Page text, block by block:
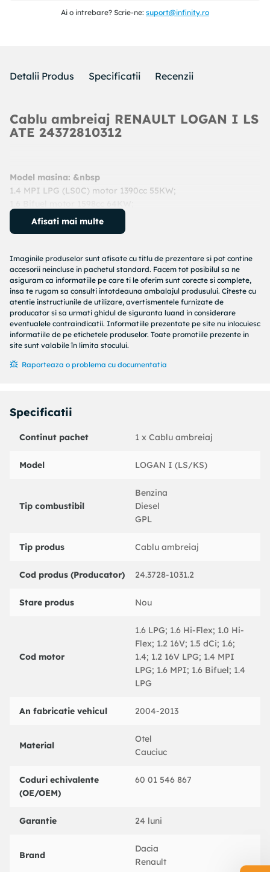
Ai o intrebare? Scrie-ne: suport@infinity.ro
Detalii Produs Specificatii Recenzii
Cablu ambreiaj RENAULT LOGAN I LS
ATE 24372810312
Model masina: &nbsp
1.4 MPI LPG (LS0C) motor 1390cc 55KW;
1.2 16V motor 1149cc 55KW;
1.5 dCi motor 1461cc 48KW;
Cod produs:24372810312
Producator:ATE
Denumire produs:Cablu ambreiaj
Specificatii produs:
Lungime [mm] : 1033
Cod MAPP disponibil :
An fabricatie pana la : 04/2013
DACIA : 6001546867
RENAULT : 6001546867
COFLE : 102890
HELLA PAGID : 8AK355700921
Afisati mai multe
Imaginile produselor sunt afisate cu titlu de prezentare si pot contine
accesorii neincluse in pachetul standard. Facem tot posibilul sa ne
asiguram ca informatiile pe care ti le oferim sunt corecte si complete,
insa te rugam sa consulti intotdeauna ambalajul produsului. Citeste cu
atentie instructiunile de utilizare, avertismentele furnizate de
producator si sa urmati ghidul de siguranta luand in considerare
eventualele contraindicatii. Informatiile prezentate pe site nu inlocuiesc
informatiile de pe etichetele produselor. Toate promotiile prezente in
site sunt valabile în limita stocului.
Raporteaza o problema cu documentatia
Specificatii
Continut pachet 1 x Cablu ambreiaj
Model LOGAN I (LS/KS)
Tip combustibil
Benzina
Diesel
GPL
Tip produs Cablu ambreiaj
Cod produs (Producator) 24.3728-1031.2
Stare produs Nou
Cod motor
1.6 LPG; 1.6 Hi-Flex; 1.0 Hi-
Flex; 1.2 16V; 1.5 dCi; 1.6;
1.4; 1.2 16V LPG; 1.4 MPI
LPG; 1.6 MPI; 1.6 Bifuel; 1.4
LPG
An fabricatie vehicul 2004-2013
Material
Otel
Cauciuc
Coduri echivalente
(OE/OEM)
60 01 546 867
Garantie 24 luni
Brand
Dacia
Renault